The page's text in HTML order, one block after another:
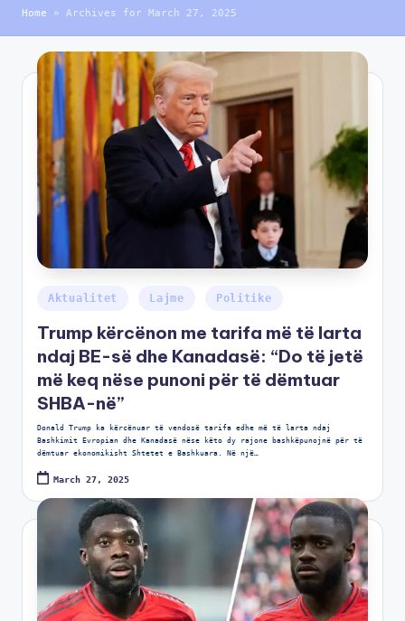
Home » Archives for March 27, 2025
Aktualitet Lajme Politike
Trump kërcënon me tarifa më të larta
ndaj BE-së dhe Kanadasë: “Do të jetë
më keq nëse punoni për të dëmtuar
SHBA-në”
Donald Trump ka kërcënuar të vendosë tarifa edhe më të larta ndaj
Bashkimit Evropian dhe Kanadasë nëse këto dy rajone bashkëpunojnë për të
dëmtuar ekonomikisht Shtetet e Bashkuara. Në një…
March 27, 2025